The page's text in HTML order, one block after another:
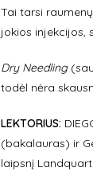
Tai tarsi
jokios injekcijos,
Dry Needling
todėl nėra
LEKTORIUS:
(bakalauras) ir
laipsnį